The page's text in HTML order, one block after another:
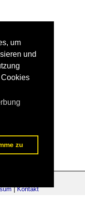
|Kontakt
um
und
zu